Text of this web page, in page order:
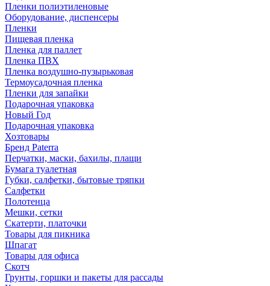
Пленки полиэтиленовые
Оборудование, диспенсеры
Пленки
Пищевая пленка
Пленка для паллет
Пленка ПВХ
Пленка воздушно-пузырьковая
Термоусадочная пленка
Пленки для запайки
Подарочная упаковка
Новый Год
Подарочная упаковка
Хозтовары
Бренд Paterra
Перчатки, маски, бахилы, плащи
Бумага туалетная
Губки, салфетки, бытовые тряпки
Салфетки
Полотенца
Мешки, сетки
Скатерти, платочки
Товары для пикника
Шпагат
Товары для офиса
Скотч
Грунты, горшки и пакеты для рассады